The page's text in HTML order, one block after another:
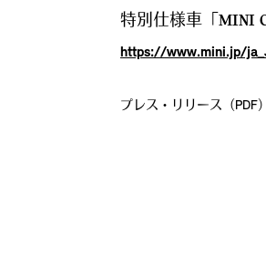
特別仕様車「MINI
https://www.mini.jp/
プレス・リリース（PDF